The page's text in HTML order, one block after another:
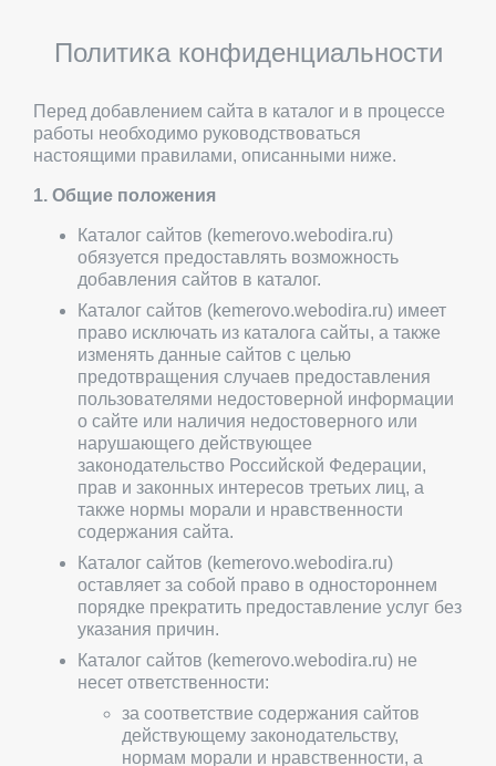
Политика конфиденциальности
Перед добавлением сайта в каталог и в процессе
работы необходимо руководствоваться
настоящими правилами, описанными ниже.
1. Общие положения
Каталог сайтов (kemerovo.webodira.ru)
обязуется предоставлять возможность
добавления сайтов в каталог.
Каталог сайтов (kemerovo.webodira.ru) имеет
право исключать из каталога сайты, а также
изменять данные сайтов с целью
предотвращения случаев предоставления
пользователями недостоверной информации
о сайте или наличия недостоверного или
нарушающего действующее
законодательство Российской Федерации,
прав и законных интересов третьих лиц, а
также нормы морали и нравственности
содержания сайта.
Каталог сайтов (kemerovo.webodira.ru)
оставляет за собой право в одностороннем
порядке прекратить предоставление услуг без
указания причин.
Каталог сайтов (kemerovo.webodira.ru) не
несет ответственности:
за соответствие содержания сайтов
действующему законодательству,
нормам морали и нравственности, а